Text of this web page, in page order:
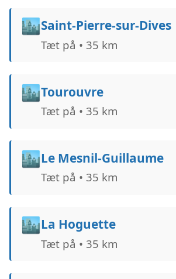
🏙️Saint-Pierre-sur-Dives
Tæt på • 35 km
🏙️Tourouvre
Tæt på • 35 km
🏙️Le Mesnil-Guillaume
Tæt på • 35 km
🏙️La Hoguette
Tæt på • 35 km